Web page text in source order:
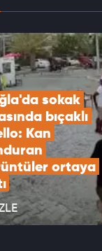
perdecide
sokak
bıçaklı
Kan
ortaya